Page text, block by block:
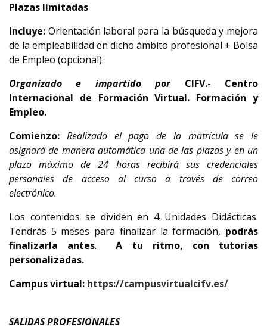
Plazas limitadas
Incluye: Orientación laboral para la búsqueda y mejora
de la empleabilidad en dicho ámbito profesional + Bolsa
de Empleo (opcional).
Organizado e impartido por CIFV.- Centro
Internacional de Formación Virtual. Formación y
Empleo.
Comienzo: Realizado el pago de la matrícula se le
asignará de manera automática una de las plazas y en un
plazo máximo de 24 horas recibirá sus credenciales
personales de acceso al curso a través de correo
electrónico.
Los contenidos se dividen en 4 Unidades Didácticas.
Tendrás 5 meses para finalizar la formación, podrás
finalizarla antes.
A tu ritmo, con tutorías
personalizadas.
Campus virtual: https://campusvirtualcifv.es/
SALIDAS PROFESIONALES